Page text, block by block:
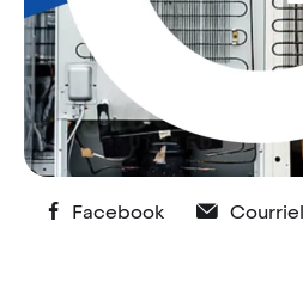
Facebook Courriel